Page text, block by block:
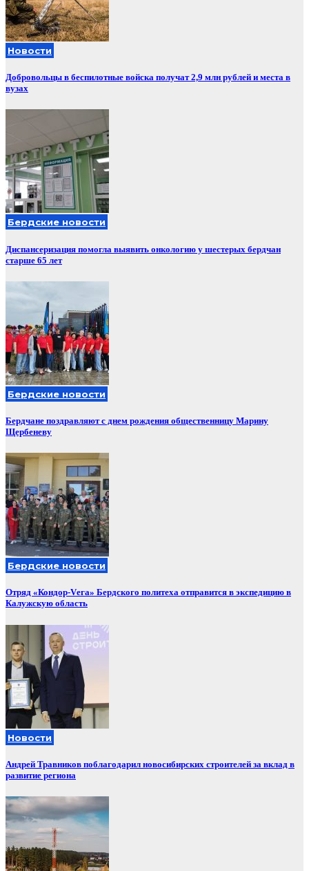
Новости
Добровольцы в беспилотные войска получат 2,9 млн рублей и места в
вузах
Бердские новости
Диспансеризация помогла выявить онкологию у шестерых бердчан
старше 65 лет
Бердские новости
Бердчане поздравляют с днем рождения общественницу Марину
Щербеневу
Бердские новости
Отряд «Кондор-Vега» Бердского политеха отправится в экспедицию в
Калужскую область
Новости
Андрей Травников поблагодарил новосибирских строителей за вклад в
развитие региона